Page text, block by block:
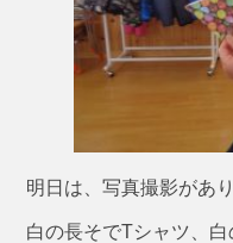
明日は、写真撮影があ
白の長そでTシャツ、